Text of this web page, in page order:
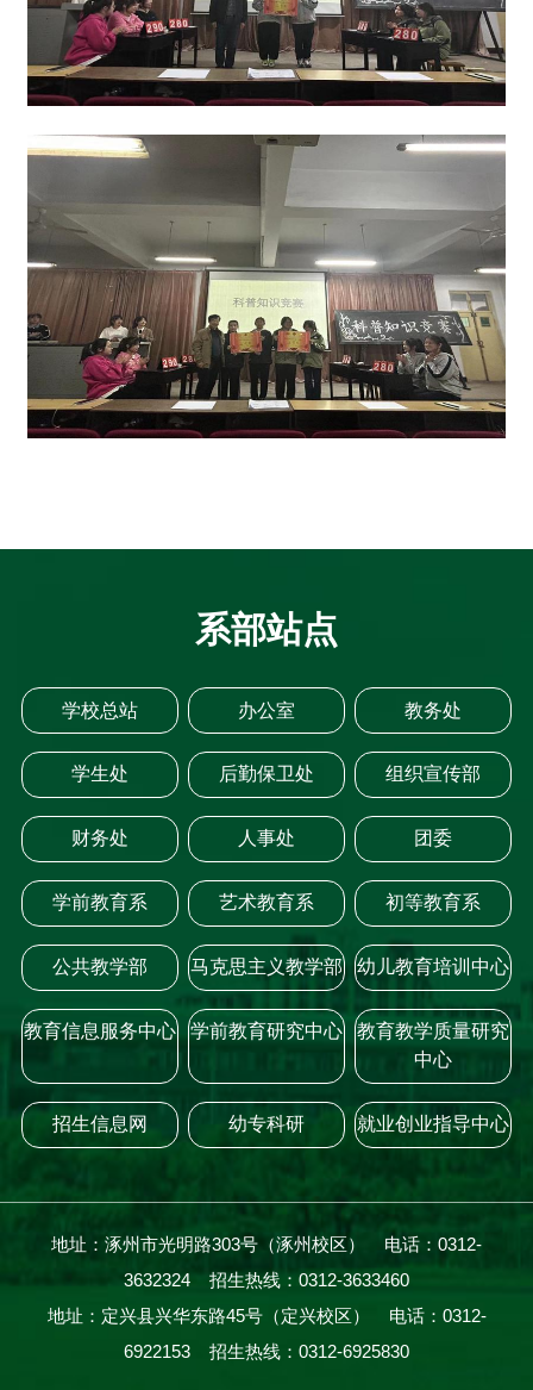
系部站点
学校总站 办公室 教务处
学生处 后勤保卫处 组织宣传部
财务处 人事处 团委
学前教育系 艺术教育系 初等教育系
公共教学部 马克思主义教学部 幼儿教育培训中心
教育信息服务中心 学前教育研究中心
教育教学质量研究
中心
招生信息网 幼专科研 就业创业指导中心
地址：涿州市光明路303号（涿州校区） 电话：0312-
3632324 招生热线：0312-3633460
地址：定兴县兴华东路45号（定兴校区） 电话：0312-
6922153 招生热线：0312-6925830